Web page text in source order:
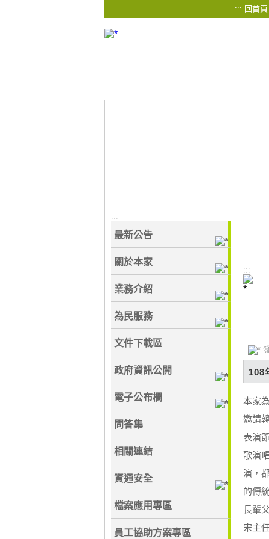
::: 回首頁
:::
最新公告
關於本家
業務介紹
為民服務
文件下載區
政府資訊公開
電子公布欄
問答集
相關連結
資通安全
檔案應用專區
員工協助方案專區
:::
108
本家
邀請
表演
歌演
演，
的傳
長輩
宋主